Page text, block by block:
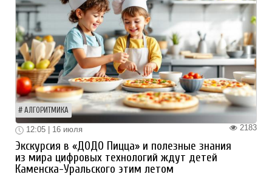
АЛГОРИТМИКА
2183
12:05 | 16 июля
Экскурсия в «ДОДО Пицца» и полезные знания
из мира цифровых технологий ждут детей
Каменска-Уральского этим летом